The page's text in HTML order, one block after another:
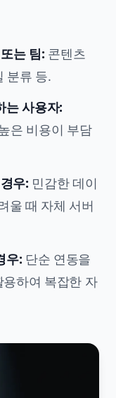
는 팀: 콘텐츠
분류 등.
는 사용자:
은 비용이 부담
우: 민감한 데이
울 때 자체 서버
우: 단순 연동을
하여 복잡한 자